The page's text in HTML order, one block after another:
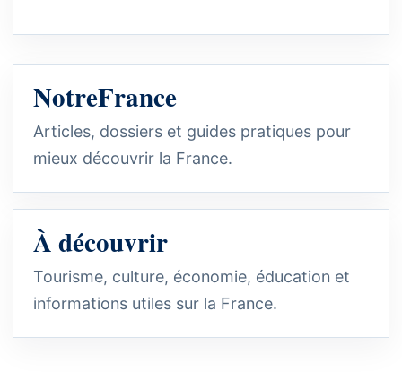
NotreFrance
Articles, dossiers et guides pratiques pour
mieux découvrir la France.
À découvrir
Tourisme, culture, économie, éducation et
informations utiles sur la France.